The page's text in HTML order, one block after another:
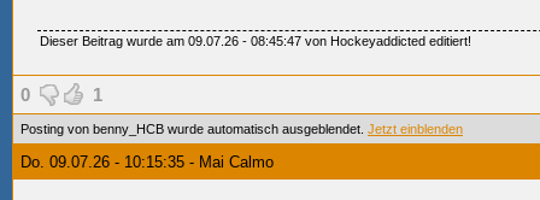
Dieser Beitrag wurde am 09.07.26 - 08:45:47 von Hockeyaddicted editiert!
0 1
Posting von benny_HCB wurde automatisch ausgeblendet. Jetzt einblenden
Do. 09.07.26 - 10:15:35 - Mai Calmo